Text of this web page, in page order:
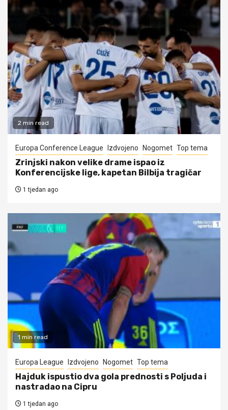
2 min read
Europa Conference League Izdvojeno Nogomet Top tema
Zrinjski nakon velike drame ispao iz
Konferencijske lige, kapetan Bilbija tragičar
1 tjedan ago
1 min read
Europa League Izdvojeno Nogomet Top tema
Hajduk ispustio dva gola prednosti s Poljuda i
nastradao na Cipru
1 tjedan ago